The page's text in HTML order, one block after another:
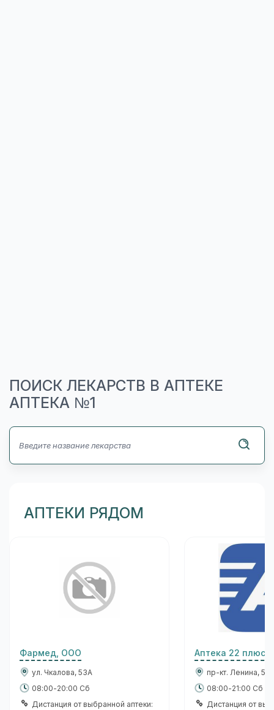
ПОИСК ЛЕКАРСТВ В АПТЕКЕ
АПТЕКА №1
АПТЕКИ РЯДОМ
Фармед, ООО
ул. Чкалова, 53А
08:00-20:00 Сб
Дистанция от выбранной аптеки:
Аптека 22 плюс
пр-кт. Ленина, 53
08:00-21:00 Сб
Дистанция от